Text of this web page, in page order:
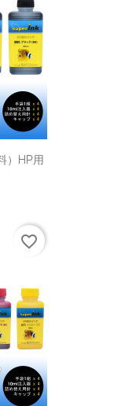
）HP用
favorite_border